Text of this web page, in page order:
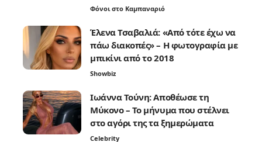
Φόνοι στο Καμπαναριό
Έλενα Τσαβαλιά: «Από τότε έχω να
πάω διακοπές» – Η φωτογραφία με
μπικίνι από το 2018
Showbiz
Ιωάννα Τούνη: Αποθέωσε τη
Μύκονο – Το μήνυμα που στέλνει
στο αγόρι της τα ξημερώματα
Celebrity